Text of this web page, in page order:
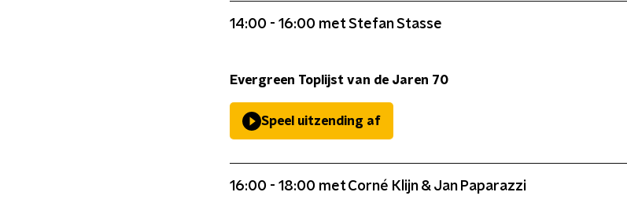
14:00 - 16:00 met Stefan Stasse
Evergreen Toplijst van de Jaren 70
Speel uitzending af
16:00 - 18:00 met Corné Klijn & Jan Paparazzi